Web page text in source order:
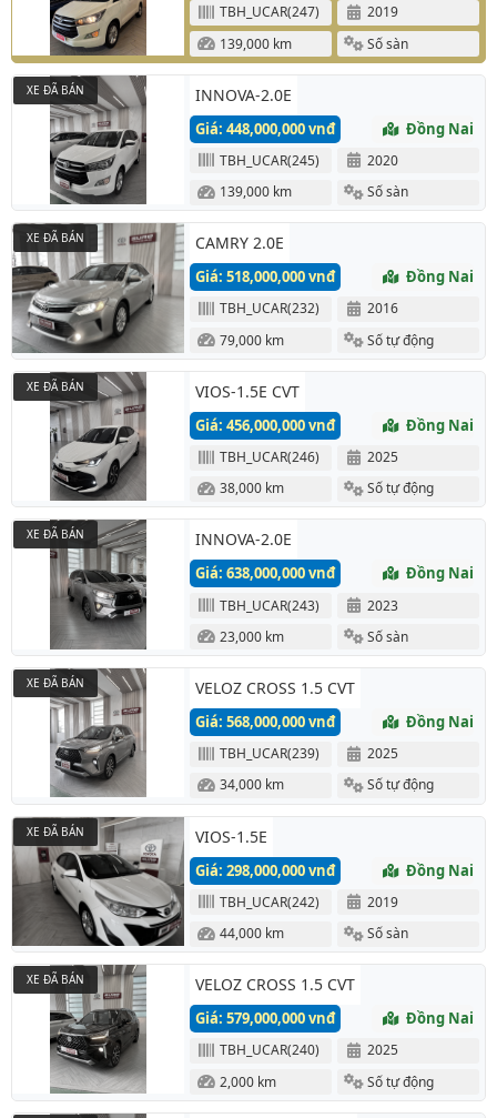
TBH_UCAR(247)
2019
139,000 km
Số sàn
INNOVA-2.0E
Giá: 448,000,000 vnđ Đồng Nai
TBH_UCAR(245)
2020
139,000 km
Số sàn
XE ĐÃ BÁN
CAMRY 2.0E
Giá: 518,000,000 vnđ Đồng Nai
TBH_UCAR(232)
2016
79,000 km
Số tự động
XE ĐÃ BÁN
VIOS-1.5E CVT
Giá: 456,000,000 vnđ Đồng Nai
TBH_UCAR(246)
2025
38,000 km
Số tự động
XE ĐÃ BÁN
INNOVA-2.0E
Giá: 638,000,000 vnđ Đồng Nai
TBH_UCAR(243)
2023
23,000 km
Số sàn
XE ĐÃ BÁN
VELOZ CROSS 1.5 CVT
Giá: 568,000,000 vnđ Đồng Nai
TBH_UCAR(239)
2025
34,000 km
Số tự động
XE ĐÃ BÁN
VIOS-1.5E
Giá: 298,000,000 vnđ Đồng Nai
TBH_UCAR(242)
2019
44,000 km
Số sàn
XE ĐÃ BÁN
VELOZ CROSS 1.5 CVT
Giá: 579,000,000 vnđ Đồng Nai
TBH_UCAR(240)
2025
2,000 km
Số tự động
XE ĐÃ BÁN